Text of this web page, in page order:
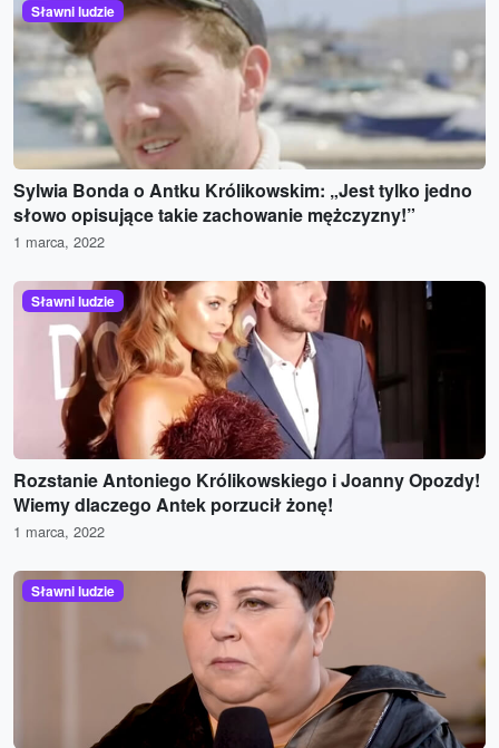
Sławni ludzie
Sylwia Bonda o Antku Królikowskim: „Jest tylko jedno
słowo opisujące takie zachowanie mężczyzny!”
1 marca, 2022
Sławni ludzie
Rozstanie Antoniego Królikowskiego i Joanny Opozdy!
Wiemy dlaczego Antek porzucił żonę!
1 marca, 2022
Sławni ludzie